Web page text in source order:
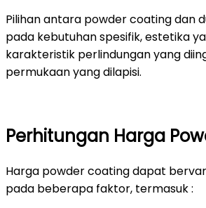
Pilihan antara powder coating dan
pada kebutuhan spesifik, estetika
karakteristik perlindungan yang
permukaan yang dilapisi.
Perhitungan Harga
Harga powder coating dapat
pada beberapa faktor, termasuk :